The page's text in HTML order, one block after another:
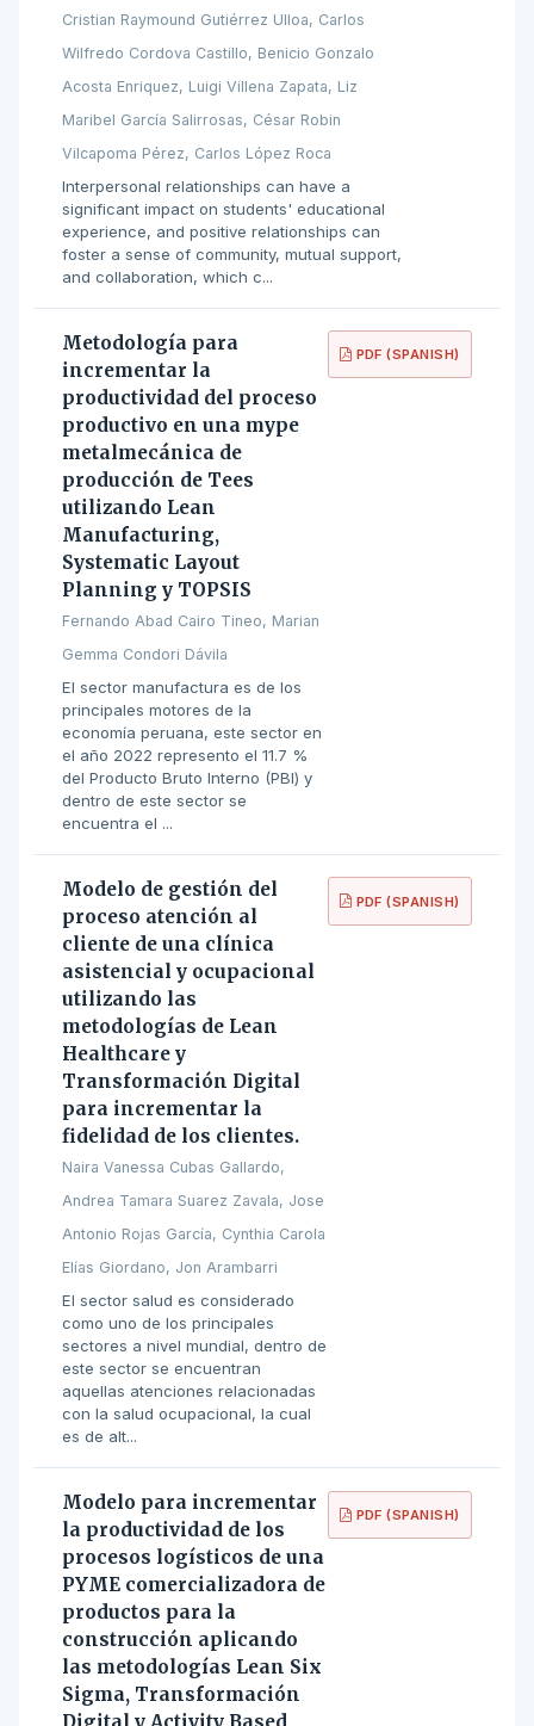
Cristian Raymound Gutiérrez Ulloa, Carlos
Wilfredo Cordova Castillo, Benicio Gonzalo
Acosta Enriquez, Luigi Villena Zapata, Liz
Maribel García Salirrosas, César Robin
Vilcapoma Pérez, Carlos López Roca
Interpersonal relationships can have a
significant impact on students' educational
experience, and positive relationships can
foster a sense of community, mutual support,
and collaboration, which c...
Metodología para
incrementar la
productividad del proceso
productivo en una mype
metalmecánica de
producción de Tees
utilizando Lean
Manufacturing,
Systematic Layout
Planning y TOPSIS
Fernando Abad Cairo Tineo, Marian
Gemma Condori Dávila
El sector manufactura es de los
principales motores de la
economía peruana, este sector en
el año 2022 represento el 11.7 %
del Producto Bruto Interno (PBI) y
dentro de este sector se
encuentra el ...
PDF (SPANISH)
Modelo de gestión del
proceso atención al
cliente de una clínica
asistencial y ocupacional
utilizando las
metodologías de Lean
Healthcare y
Transformación Digital
para incrementar la
fidelidad de los clientes.
Naira Vanessa Cubas Gallardo,
Andrea Tamara Suarez Zavala, Jose
Antonio Rojas García, Cynthia Carola
Elías Giordano, Jon Arambarri
El sector salud es considerado
como uno de los principales
sectores a nivel mundial, dentro de
este sector se encuentran
aquellas atenciones relacionadas
con la salud ocupacional, la cual
es de alt...
PDF (SPANISH)
Modelo para incrementar
la productividad de los
procesos logísticos de una
PYME comercializadora de
productos para la
construcción aplicando
las metodologías Lean Six
Sigma, Transformación
PDF (SPANISH)